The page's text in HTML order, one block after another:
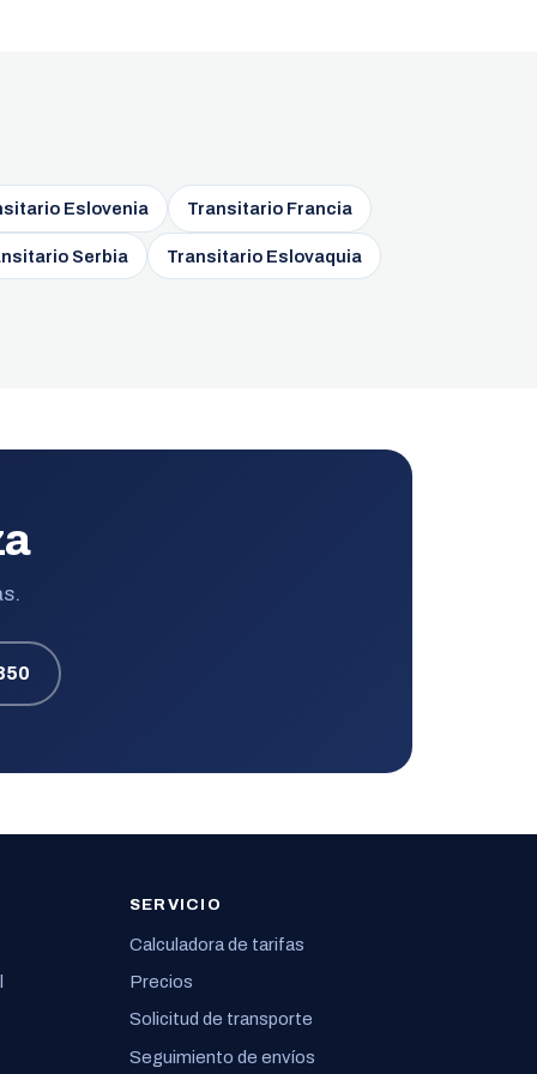
Eslovenia Transitario Francia
Serbia Transitario Eslovaquia
SERVICIO
Calculadora de tarifas
Precios
Solicitud de transporte
Seguimiento de envíos